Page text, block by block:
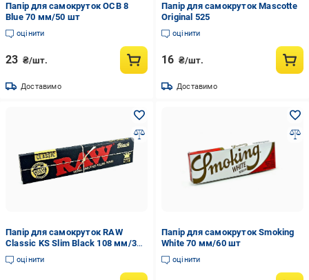
Папір для самокруток OCB 8
Blue 70 мм/50 шт
оцінити
23 ₴/шт.
Доставимо
Папір для самокруток Mascotte
Original 525
оцінити
16 ₴/шт.
Доставимо
Папір для самокруток RAW
Classic KS Slim Black 108 мм/32
шт
оцінити
Папір для самокруток Smoking
White 70 мм/60 шт
оцінити